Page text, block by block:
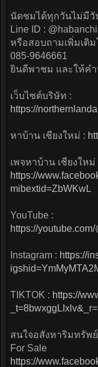
นัดชมได้ทุกวันไม่มีวั
Line ID :
หรือสอบถามเพิ่มเติม
085-9646661
ยินดีพาชม และให้ค
เว็บไซต์บริษัท :
https://
หาบ้าน เชียงใหม่ :
เพจหาบ้าน เชียงใหม่
https://
mibextid=ZbWKwL
YouTube :
https://
Instagram : https://
TIKTOK : https://
สนใจอสังหาริมทรัพ
For Sale
https://